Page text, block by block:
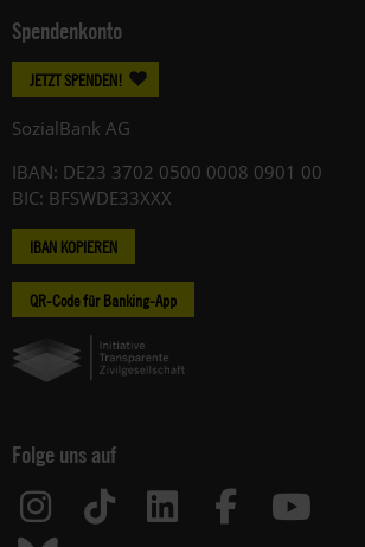
Spendenkonto
JETZT SPENDEN!
SozialBank AG
IBAN: DE23 3702 0500 0008 0901 00
BIC: BFSWDE33XXX
IBAN KOPIEREN
QR-Code für Banking-App
Folge uns auf